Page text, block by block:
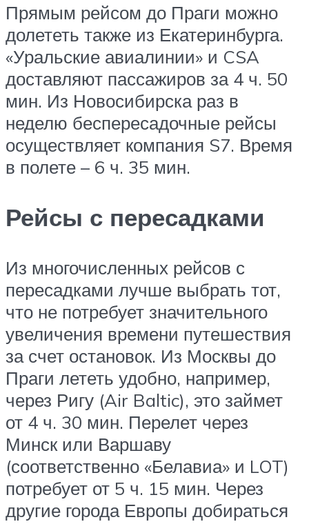
Прямым рейсом до Праги можно
долететь также из Екатеринбурга.
«Уральские авиалинии» и CSA
доставляют пассажиров за 4 ч. 50
мин. Из Новосибирска раз в
неделю беспересадочные рейсы
осуществляет компания S7. Время
в полете – 6 ч. 35 мин.
Рейсы с пересадками
Из многочисленных рейсов с
пересадками лучше выбрать тот,
что не потребует значительного
увеличения времени путешествия
за счет остановок. Из Москвы до
Праги лететь удобно, например,
через Ригу (Air Baltic), это займет
от 4 ч. 30 мин. Перелет через
Минск или Варшаву
(соответственно «Белавиа» и LOT)
потребует от 5 ч. 15 мин. Через
другие города Европы добираться